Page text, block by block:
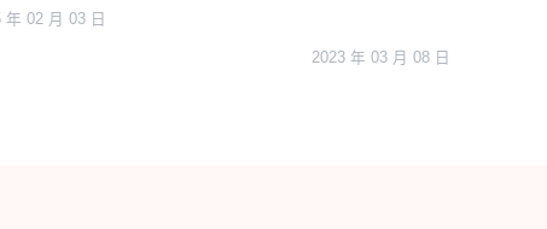
年 02 月 03 日
2023 年 03 月 08 日